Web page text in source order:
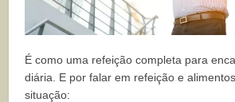
É como uma refeição completa para
diária. E por falar em refeição e
situação: